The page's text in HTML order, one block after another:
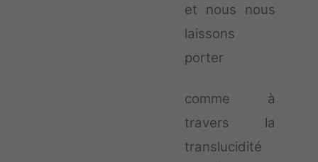
et nous nous
laissons
porter
comme à
travers la
translucidité